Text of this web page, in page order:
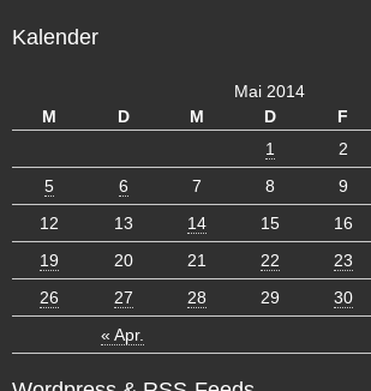
h
Kalender
Mai 2014
M
D M D F
« Apr.
1 2
5
6 7 8 9
12
13 14 15 16
19
20 21 22 23
26
27 28 29 30